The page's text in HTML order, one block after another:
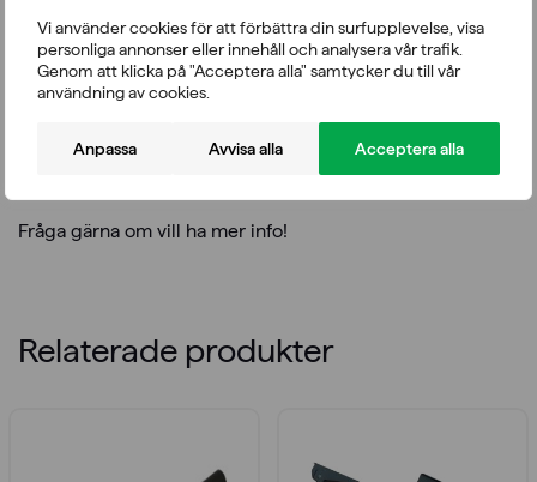
Vi använder cookies för att förbättra din surfupplevelse, visa
personliga annonser eller innehåll och analysera vår trafik.
Genom att klicka på "Acceptera alla" samtycker du till vår
användning av cookies.
Anpassa Avvisa alla Acceptera alla
Stabilt dipställ för Wrange träningsställ.
Snabbfäste
över produktfamiljen WRANGE CROSSRACK,
slutprodukten beror på de valda alternativen.
Fråga gärna om vill ha mer info!
Relaterade produkter